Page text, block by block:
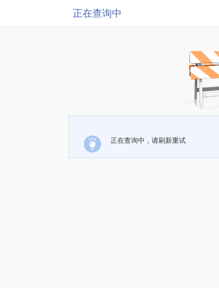
正在查询中
正在查询中，请刷新重试